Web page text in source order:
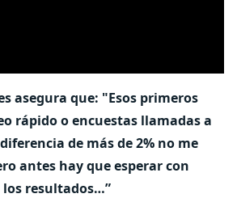
asegura que: "Esos primeros
rápido o encuestas llamadas a
de más de 2% no me
antes hay que esperar con
resultados…”